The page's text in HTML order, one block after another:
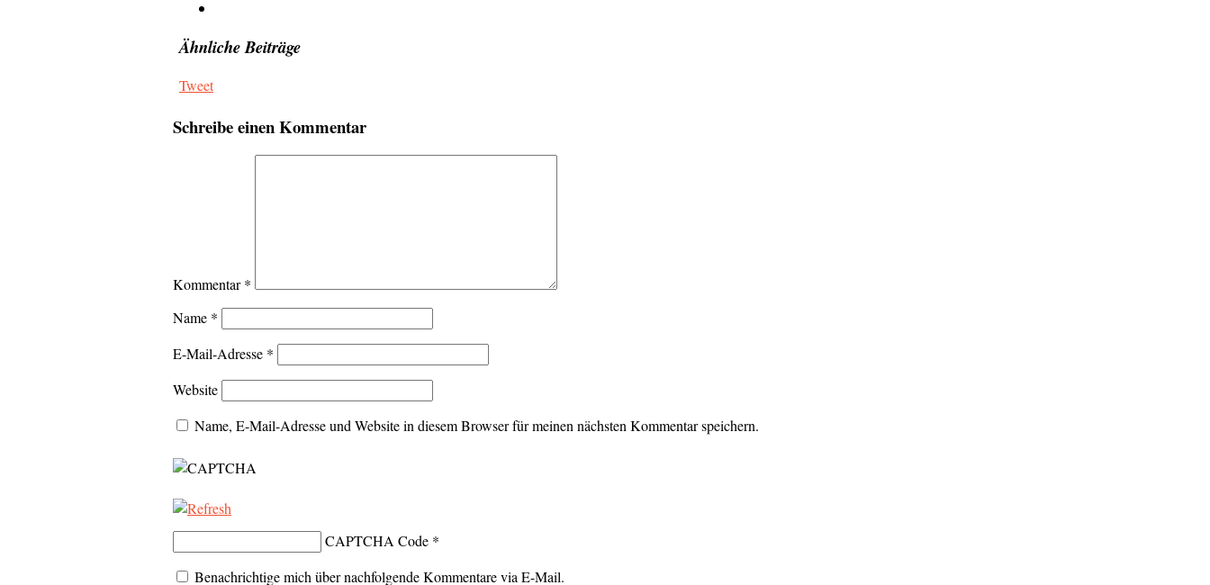
Ähnliche Beiträge
Tweet
Schreibe einen Kommentar
Kommentar*
Name *
E-Mail-Adresse *
Website
Name, E-Mail-Adresse und Website in diesem Browser für meinen nächsten Kommentar speichern.
CAPTCHA Code *
Benachrichtige mich über nachfolgende Kommentare via E-Mail.